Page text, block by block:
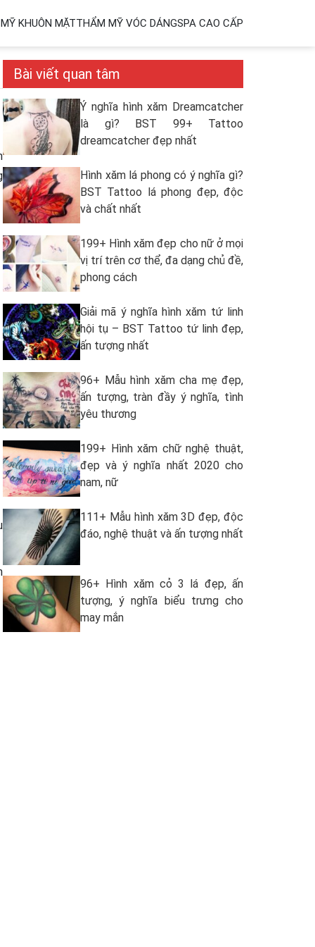
KHUÔN MẶTTHẨM MỸ VÓC DÁNGSPA CAO CẤP
Bài viết quan tâm
Ý nghĩa hình xăm Dreamcatcher
là gì? BST 99+ Tattoo
dreamcatcher đẹp nhất
Hình xăm lá phong có ý nghĩa gì?
BST Tattoo lá phong đẹp, độc
và chất nhất
199+ Hình xăm đẹp cho nữ ở mọi
vị trí trên cơ thể, đa dạng chủ đề,
phong cách
Giải mã ý nghĩa hình xăm tứ linh
hội tụ – BST Tattoo tứ linh đẹp,
ấn tượng nhất
96+ Mẫu hình xăm cha mẹ đẹp,
ấn tượng, tràn đầy ý nghĩa, tình
yêu thương
199+ Hình xăm chữ nghệ thuật,
đẹp và ý nghĩa nhất 2020 cho
nam, nữ
111+ Mẫu hình xăm 3D đẹp, độc
đáo, nghệ thuật và ấn tượng nhất
96+ Hình xăm cỏ 3 lá đẹp, ấn
tượng, ý nghĩa biểu trưng cho
may mắn